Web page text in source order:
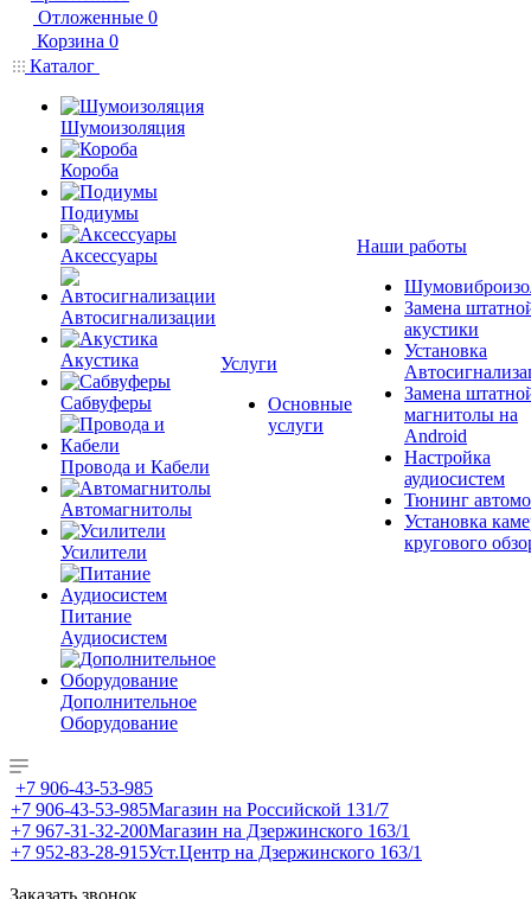
Отложенные 0
Корзина 0
Каталог
Шумоизоляция
Короба
Подиумы
Аксессуары
Автосигнализации
Акустика
Сабвуферы
Провода и Кабели
Автомагнитолы
Усилители
Питание
Аудиосистем
Дополнительное
Оборудование
Услуги
Основные
услуги
Наши работы
Замена
акустики
Установка
Замена
магнитолы на
Android
Настройка
аудиосистем
Тюнинг
Установка
кругового
+7 906-43-53-985
+7 906-43-53-985Магазин на Российской 131/7
+7 967-31-32-200Магазин на Дзержинского 163/1
+7 952-83-28-915Уст.Центр на Дзержинского 163/1